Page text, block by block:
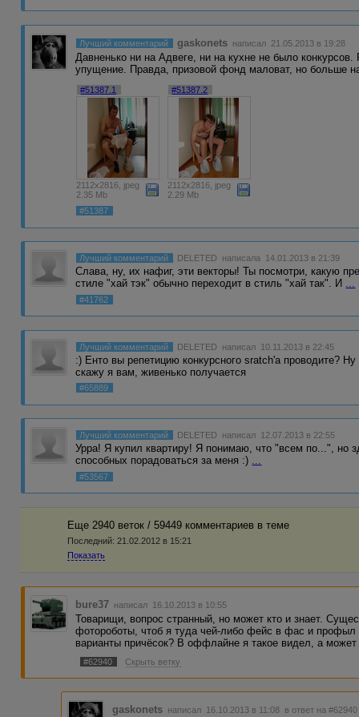
Лучший комментарий gaskonets написал 21.05.2013 в 19:28
Давненько ни на Адвеге, ни на кухне не было
упущение. Правда, призовой фонд маловат, но больше
#51387.1
2112x2816, jpeg
2.35 Mb
#51387.2
2112x2816, jpeg
2.29 Mb
#51387
Лучший комментарий DELETED написала 14.01.2013 в 21:39
Слава, ну, их нафиг, эти векторы! Ты посмотри, какую
стиле "хай тэк" обычно переходит в стиль "хай так". И ...
#41762
Лучший комментарий DELETED написал 10.11.2013 в 22:45
:) Енто вы репетицию конкурсного sratch'a проводите?
скажу я вам, живенько получается
#65889
Лучший комментарий DELETED написал 12.07.2013 в 22:55
Урра! Я купил квартиру! Я понимаю, что "всем по...", но
способных порадоваться за меня :) ...
#53567
Еще 2940 веток / 59449 комментариев в темe
Последний: 21.02.2012 в 15:21
Показать
bure37 написал 16.10.2013 в 10:55
Товарищи, вопрос странный, но может кто и знает.
фотороботы, чтоб я туда чей-либо фейс в фас и профыл
варианты причёсок? В оффлайне я такое видел, а может
#62940 Скрыть ветку
gaskonets написал 16.10.2013 в 11:08 в ответ на #62940